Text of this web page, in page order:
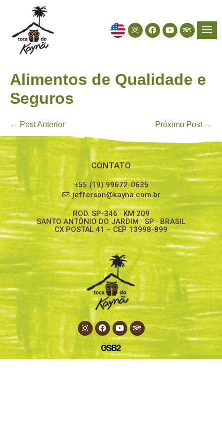
Alimentos de Qualidade e
Seguros
← Post Anterior Próximo Post →
CONTATO
+55 (19) 99672-0635
jefferson@kayna.com.br
ROD. SP-346 · KM 209
SANTO ANTÔNIO DO JARDIM · SP · BRASIL
CX POSTAL 41 – CEP 13998-899